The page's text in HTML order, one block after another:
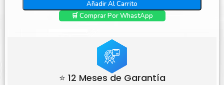
Añadir Al Carrito
🛒 Comprar Por WhastApp
⭐ 12 Meses de Garantía